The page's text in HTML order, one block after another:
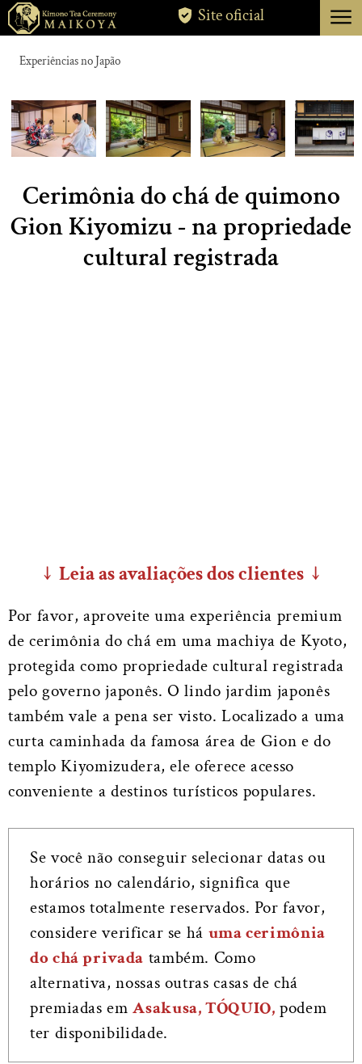
SOBRE
CANCELAMENTO
Site oficial menu
Experiências no Japão
Cerimônia do chá de quimono
Gion Kiyomizu - na propriedade
cultural registrada
↓ Leia as avaliações dos clientes ↓
Por favor, aproveite uma experiência premium
de cerimônia do chá em uma machiya de Kyoto,
protegida como propriedade cultural registrada
pelo governo japonês. O lindo jardim japonês
também vale a pena ser visto. Localizado a uma
curta caminhada da famosa área de Gion e do
templo Kiyomizudera, ele oferece acesso
conveniente a destinos turísticos populares.
Se você não conseguir selecionar datas ou
horários no calendário, significa que
estamos totalmente reservados. Por favor,
considere verificar se há uma cerimônia
do chá privada também. Como
alternativa, nossas outras casas de chá
premiadas emAsakusa, TÓQUIO, podem
ter disponibilidade.